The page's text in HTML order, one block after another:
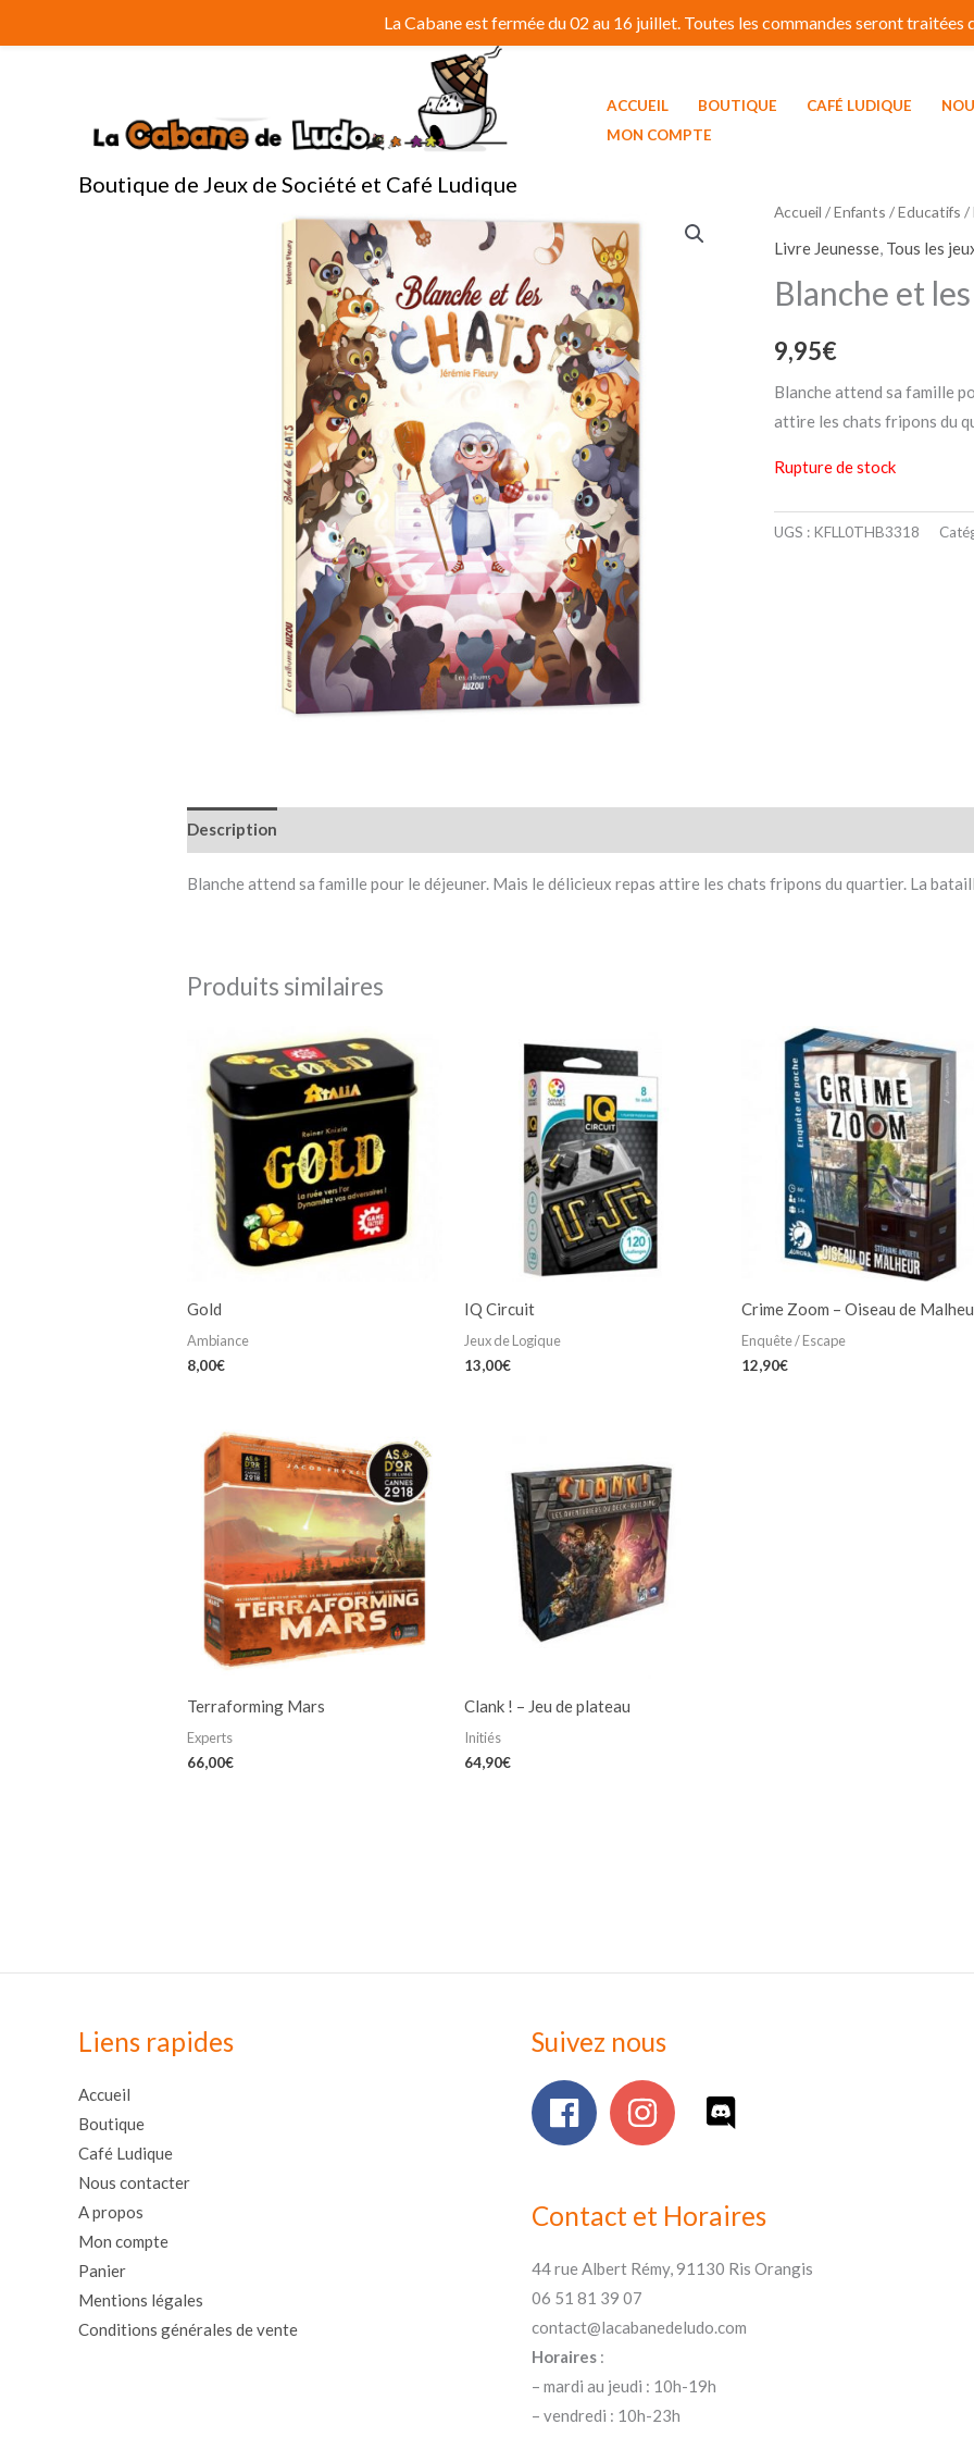
au
Boutique de Jeux de Société et Café Ludique
ACCUEIL BOUTIQUE CAFÉ LUDIQUE
MON COMPTE
Accueil /Enfants / Educatifs /
Livre Jeunesse, Tous les
Blanche et
9,95€
Blanche attend sa famille
attire les chats fripons du
Rupture de stock
UGS : KFLL0THB3318
Description
Blanche attend sa famille pour le déjeuner. Mais le délicieux repas attire les chats fripons du quartier. La
Produits similaires
Gold
Ambiance
8,00€
IQ Circuit
Jeux de Logique
13,00€
Crime Zoom – Oiseau de
Enquête / Escape
12,90€
Terraforming Mars
Experts
66,00€
Clank ! – Jeu de plateau
Initiés
64,90€
Liens rapides
Accueil
Boutique
Café Ludique
Nous contacter
A propos
Mon compte
Panier
Mentions légales
Conditions générales de vente
Suivez nous
Contact et Horaires
44 rue Albert Rémy, 91130 Ris Orangis
06 51 81 39 07
contact@lacabanedeludo.com
Horaires:
– mardi au jeudi : 10h-19h
– vendredi : 10h-23h
La Cabane est fermée du 02 au 16 juillet. Toutes les commandes seront traitées